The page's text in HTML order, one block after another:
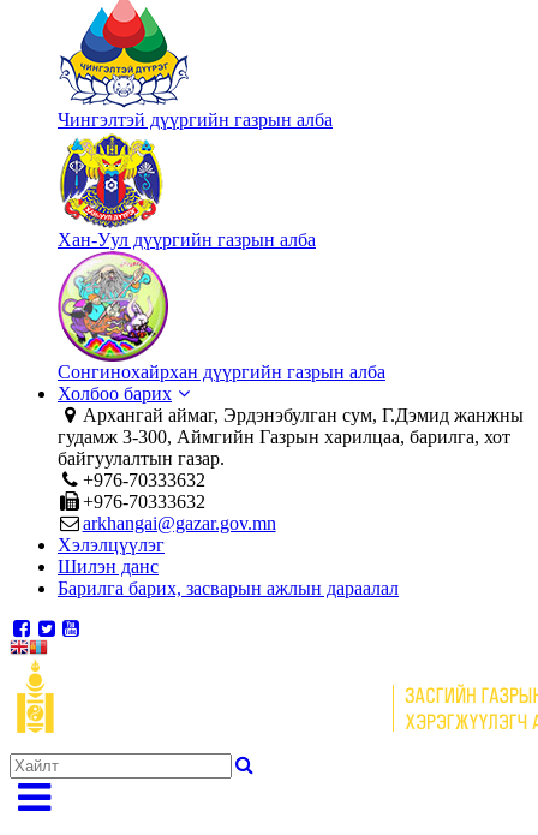
Чингэлтэй дүүргийн газрын алба
Хан-Уул дүүргийн газрын алба
Сонгинохайрхан дүүргийн газрын алба
Холбоо барих
Архангай аймаг, Эрдэнэбулган сум, Г.Дэмид жанжны
гудамж 3-300, Аймгийн Газрын харилцаа, барилга, хот
байгуулалтын газар.
+976-70333632
+976-70333632
arkhangai@gazar.gov.mn
Хэлэлцүүлэг
Шилэн данс
Барилга барих, засварын ажлын дараалал